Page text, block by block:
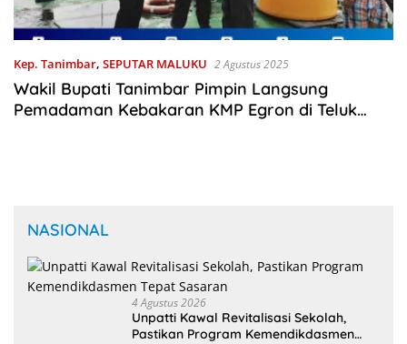
Kep. Tanimbar, SEPUTAR MALUKU 2 Agustus 2025
Wakil Bupati Tanimbar Pimpin Langsung
Pemadaman Kebakaran KMP Egron di Teluk
NASIONAL
4 Agustus 2026
Unpatti Kawal Revitalisasi Sekolah,
Pastikan Program Kemendikdasmen